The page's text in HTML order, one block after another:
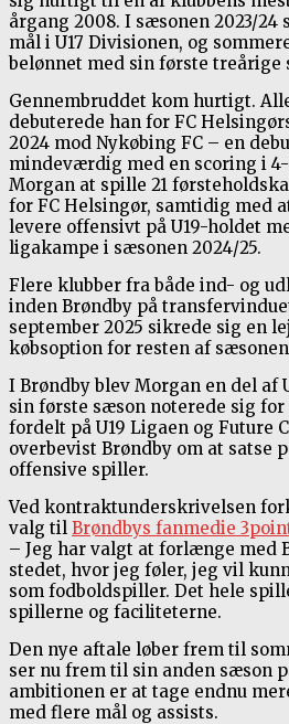
årgang 2008. I sæsonen 2023/24
mål i U17 Divisionen, og
belønnet med sin første
Gennembruddet kom hurtigt.
debuterede han for FC
2024 mod Nykøbing FC – en
mindeværdig med en scoring i
Morgan at spille 21
for FC Helsingør, samtidig med
levere offensivt på U19-holdet
ligakampe i sæsonen 2024/25.
Flere klubber fra både ind- og
inden Brøndby på
september 2025 sikrede sig en
købsoption for resten af
I Brøndby blev Morgan en del af
sin første sæson noterede sig for
fordelt på U19 Ligaen og Future
overbevist Brøndby om at satse
offensive spiller.
Ved kontraktunderskrivelsen
valg til Brøndbys fanmedie
– Jeg har valgt at forlænge med
stedet, hvor jeg føler, jeg vil
som fodboldspiller. Det hele
spillerne og faciliteterne.
Den nye aftale løber frem til
ser nu frem til sin anden sæson
ambitionen er at tage endnu
med flere mål og assists.